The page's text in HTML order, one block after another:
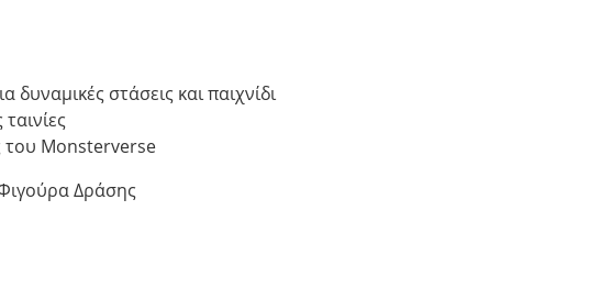
στάσεις και παιχνίδι
του Monsterverse
Δράσης